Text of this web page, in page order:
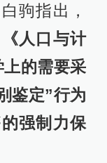
驹指出，
人口与计
的需要采
鉴定”行为
强制力保